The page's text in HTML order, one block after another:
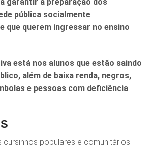
garantir a preparação dos
pública socialmente
que querem ingressar no ensino
está nos alunos que estão saindo
além de baixa renda, negros,
e pessoas com deficiência
populares e comunitários